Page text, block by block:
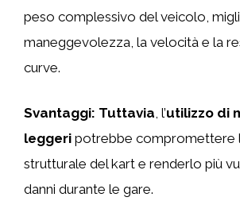
peso complessivo del veicolo,
maneggevolezza, la velocità e la
curve.
Svantaggi: Tuttavia, l’utilizzo di
leggeri potrebbe compromettere
strutturale del kart e renderlo più
danni durante le gare.